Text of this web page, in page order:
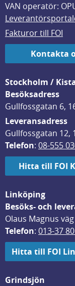
VAN operatör:
Fakturor till FOI
Kontakta
Stockholm /
Besöksadress
Gullfossgatan 6,
Leveransadress
Gullfossgatan 12,
Telefon: 08-555
Hitta till FOI
Linköping
Besöks- och
Olaus Magnus
Telefon: 013-37
Hitta till FOI
Grindsjön